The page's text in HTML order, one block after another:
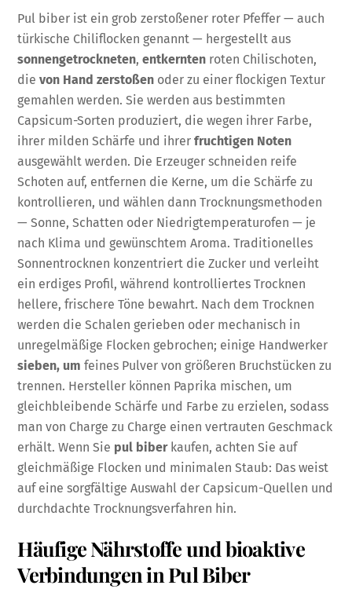
Pul biber ist ein grob zerstoßener roter Pfeffer — auch
türkische Chiliflocken genannt — hergestellt aus
sonnengetrockneten,entkernten roten Chilischoten,
dievon Hand zerstoßen oder zu einer flockigen Textur
gemahlen werden. Sie werden aus bestimmten
Capsicum-Sorten produziert, die wegen ihrer Farbe,
ihrer milden Schärfe und ihrerfruchtigen Noten
ausgewählt werden. Die Erzeuger schneiden reife
Schoten auf, entfernen die Kerne, um die Schärfe zu
kontrollieren, und wählen dann Trocknungsmethoden
— Sonne, Schatten oder Niedrigtemperaturofen — je
nach Klima und gewünschtem Aroma. Traditionelles
Sonnentrocknen konzentriert die Zucker und verleiht
ein erdiges Profil, während kontrolliertes Trocknen
hellere, frischere Töne bewahrt. Nach dem Trocknen
werden die Schalen gerieben oder mechanisch in
unregelmäßige Flocken gebrochen; einige Handwerker
sieben, um feines Pulver von größeren Bruchstücken zu
trennen. Hersteller können Paprika mischen, um
gleichbleibende Schärfe und Farbe zu erzielen, sodass
man von Charge zu Charge einen vertrauten Geschmack
erhält. Wenn Sie pul biberkaufen, achten Sie auf
gleichmäßige Flocken und minimalen Staub: Das weist
auf eine sorgfältige Auswahl der Capsicum-Quellen und
durchdachte Trocknungsverfahren hin.
Häufige Nährstoffe und bioaktive
Verbindungen in Pul Biber